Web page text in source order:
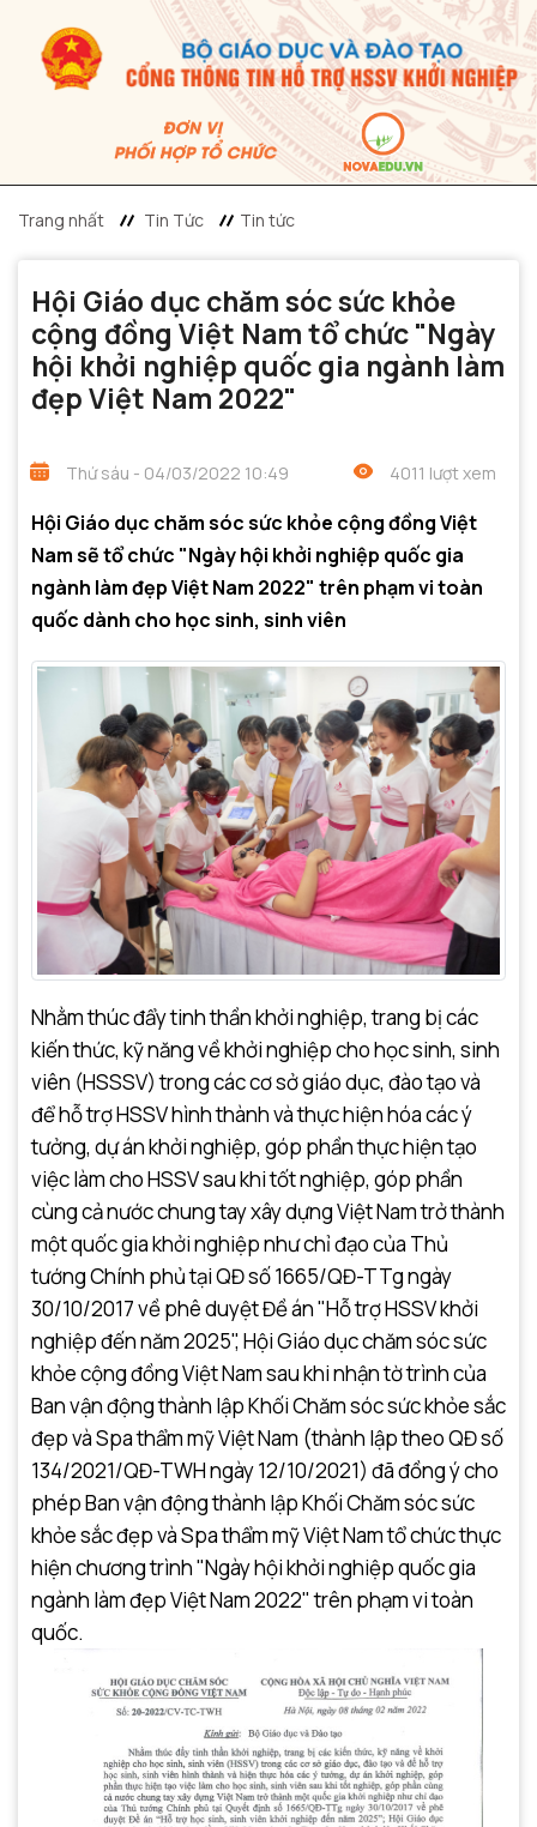
Trang nhất Tin Tức Tin tức
Hội Giáo dục chăm sóc sức khỏe
cộng đồng Việt Nam tổ chức "Ngày
hội khởi nghiệp quốc gia ngành làm
đẹp Việt Nam 2022"
Thứ sáu - 04/03/2022 10:49 4011 lượt xem
Hội Giáo dục chăm sóc sức khỏe cộng đồng Việt
Nam sẽ tổ chức "Ngày hội khởi nghiệp quốc gia
ngành làm đẹp Việt Nam 2022" trên phạm vi toàn
quốc dành cho học sinh, sinh viên
Nhằm thúc đẩy tinh thần khởi nghiệp, trang bị các
kiến thức, kỹ năng về khởi nghiệp cho học sinh, sinh
viên (HSSSV) trong các cơ sở giáo dục, đào tạo và
để hỗ trợ HSSV hình thành và thực hiện hóa các ý
tưởng, dự án khởi nghiệp, góp phần thực hiện tạo
việc làm cho HSSV sau khi tốt nghiệp, góp phần
cùng cả nước chung tay xây dựng Việt Nam trở thành
một quốc gia khởi nghiệp như chỉ đạo của Thủ
tướng Chính phủ tại QĐ số 1665/QĐ-TTg ngày
30/10/2017 về phê duyệt Đề án "Hỗ trợ HSSV khởi
nghiệp đến năm 2025", Hội Giáo dục chăm sóc sức
khỏe cộng đồng Việt Nam sau khi nhận tờ trình của
Ban vận động thành lập Khối Chăm sóc sức khỏe sắc
đẹp và Spa thẩm mỹ Việt Nam (thành lập theo QĐ số
134/2021/QĐ-TWH ngày 12/10/2021) đã đồng ý cho
phép Ban vận động thành lập Khối Chăm sóc sức
khỏe sắc đẹp và Spa thẩm mỹ Việt Nam tổ chức thực
hiện chương trình "Ngày hội khởi nghiệp quốc gia
ngành làm đẹp Việt Nam 2022" trên phạm vi toàn
quốc.